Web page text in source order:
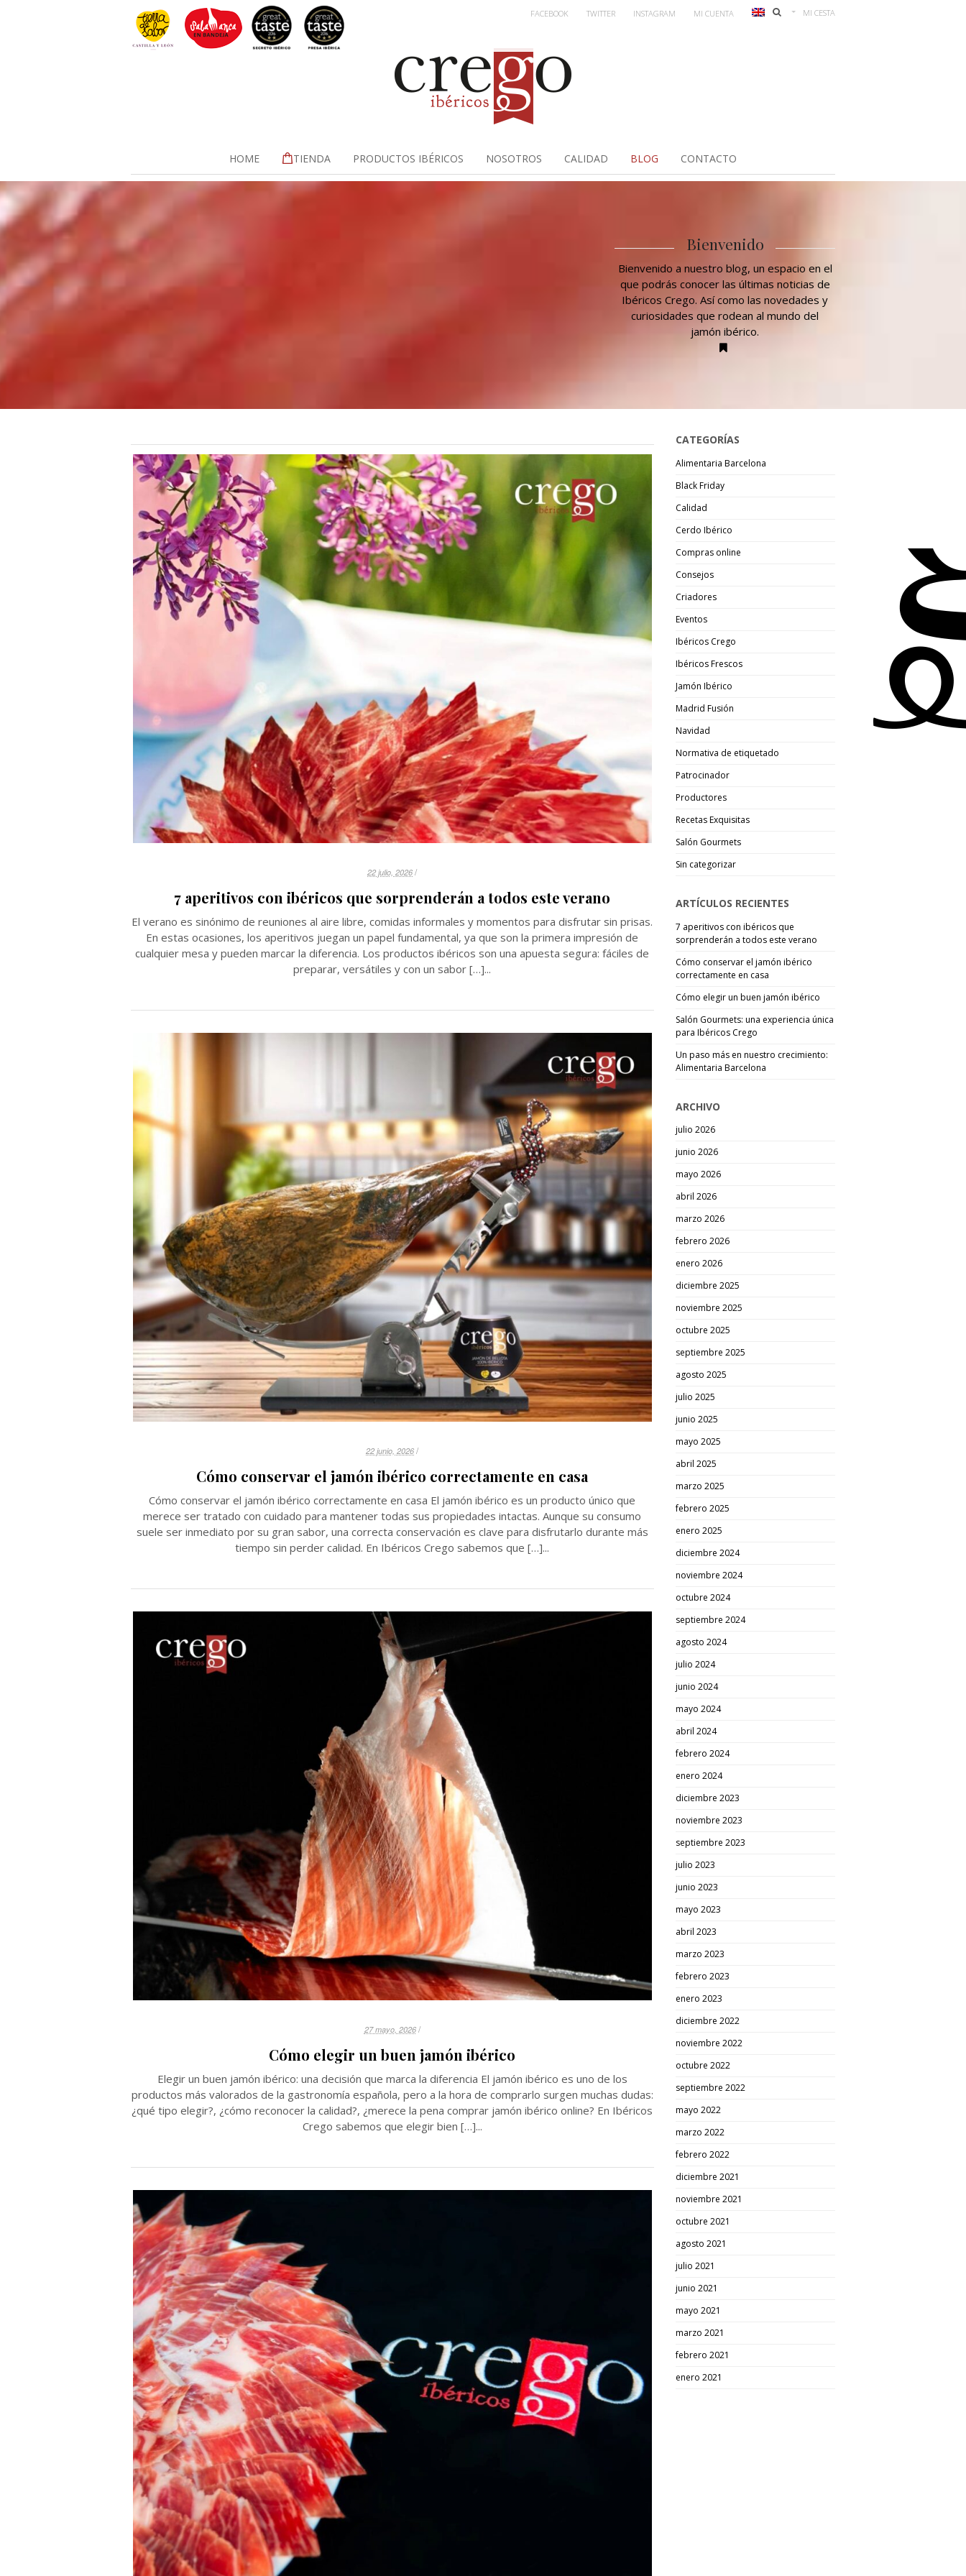
MI CESTA
FACEBOOK TWITTER INSTAGRAM MI CUENTA
HOME TIENDA PRODUCTOS IBÉRICOS NOSOTROS CALIDAD BLOG CONTACTO
Bienvenido
Bienvenido a nuestro blog, un espacio en el
que podrás conocer las últimas noticias de
Ibéricos Crego. Así como las novedades y
curiosidades que rodean al mundo del
jamón ibérico.
22 julio, 2026 /
7 aperitivos con ibéricos que sorprenderán a todos este verano
El verano es sinónimo de reuniones al aire libre, comidas informales y momentos para disfrutar sin prisas.
En estas ocasiones, los aperitivos juegan un papel fundamental, ya que son la primera impresión de
cualquier mesa y pueden marcar la diferencia. Los productos ibéricos son una apuesta segura: fáciles de
preparar, versátiles y con un sabor […]...
22 junio, 2026 /
Cómo conservar el jamón ibérico correctamente en casa
Cómo conservar el jamón ibérico correctamente en casa El jamón ibérico es un producto único que
merece ser tratado con cuidado para mantener todas sus propiedades intactas. Aunque su consumo
suele ser inmediato por su gran sabor, una correcta conservación es clave para disfrutarlo durante más
tiempo sin perder calidad. En Ibéricos Crego sabemos que […]...
27 mayo, 2026/
Cómo elegir un buen jamón ibérico
Elegir un buen jamón ibérico: una decisión que marca la diferencia El jamón ibérico es uno de los
productos más valorados de la gastronomía española, pero a la hora de comprarlo surgen muchas dudas:
¿qué tipo elegir?, ¿cómo reconocer la calidad?, ¿merece la pena comprar jamón ibérico online? En Ibéricos
Crego sabemos que elegir bien […]...
CATEGORÍAS
Alimentaria Barcelona
Black Friday
Calidad
Cerdo Ibérico
Compras online
Consejos
Criadores
Eventos
Ibéricos Crego
Ibéricos Frescos
Jamón Ibérico
Madrid Fusión
Navidad
Normativa de etiquetado
Patrocinador
Productores
Recetas Exquisitas
Salón Gourmets
Sin categorizar
ARTÍCULOS RECIENTES
7 aperitivos con ibéricos que
sorprenderán a todos este verano
Cómo conservar el jamón ibérico
correctamente en casa
Cómo elegir un buen jamón ibérico
Salón Gourmets: una experiencia única
para Ibéricos Crego
Un paso más en nuestro crecimiento:
Alimentaria Barcelona
ARCHIVO
julio 2026
junio 2026
mayo 2026
abril 2026
marzo 2026
febrero 2026
enero 2026
diciembre 2025
noviembre 2025
octubre 2025
septiembre 2025
agosto 2025
julio 2025
junio 2025
mayo 2025
abril 2025
marzo 2025
febrero 2025
enero 2025
diciembre 2024
noviembre 2024
octubre 2024
septiembre 2024
agosto 2024
julio 2024
junio 2024
mayo 2024
abril 2024
febrero 2024
enero 2024
diciembre 2023
noviembre 2023
septiembre 2023
julio 2023
junio 2023
mayo 2023
abril 2023
marzo 2023
febrero 2023
enero 2023
diciembre 2022
noviembre 2022
octubre 2022
septiembre 2022
mayo 2022
marzo 2022
febrero 2022
diciembre 2021
noviembre 2021
octubre 2021
agosto 2021
julio 2021
junio 2021
mayo 2021
marzo 2021
febrero 2021
enero 2021